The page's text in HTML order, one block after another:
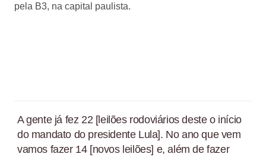
pela B3, na capital paulista.
A gente já fez 22 [leilões rodoviários deste o início
do mandato do presidente Lula]. No ano que vem
vamos fazer 14 [novos leilões] e, além de fazer